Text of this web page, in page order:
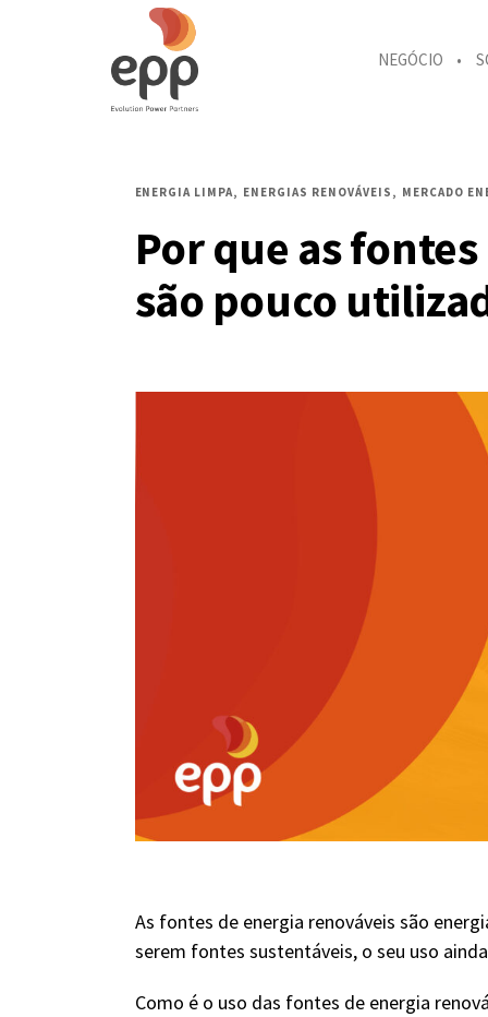
NEGÓCIO
ENERGIA LIMPA ENERGIAS RENOVÁVEIS MERCADO
Por que as
são pouco
As fontes de energia renováveis são
serem fontes sustentáveis, o seu uso
Como é o uso das fontes de energia